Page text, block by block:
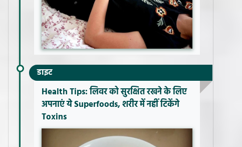
डाइट
Health Tips: लिवर को सुरक्षित रखने के लिए
अपनाएं ये Superfoods, शरीर में नहीं टिकेंगे
Toxins